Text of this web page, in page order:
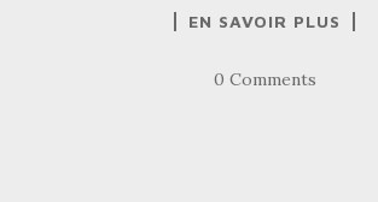
EN SAVOIR PLUS
0 Comments